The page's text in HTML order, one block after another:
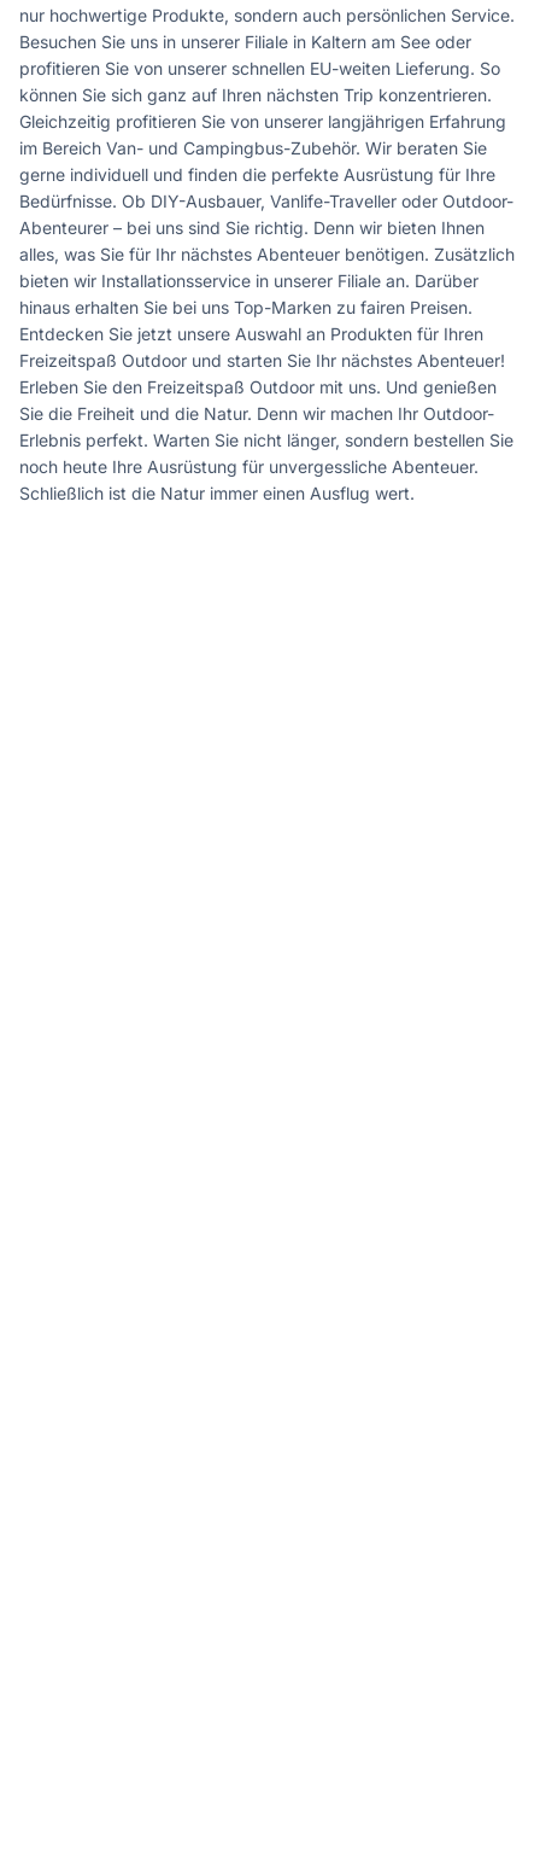
nur hochwertige Produkte, sondern auch persönlichen Service.
Besuchen Sie uns in unserer Filiale in Kaltern am See oder
profitieren Sie von unserer schnellen EU-weiten Lieferung. So
können Sie sich ganz auf Ihren nächsten Trip konzentrieren.
Gleichzeitig profitieren Sie von unserer langjährigen Erfahrung
im Bereich Van- und Campingbus-Zubehör. Wir beraten Sie
gerne individuell und finden die perfekte Ausrüstung für Ihre
Bedürfnisse. Ob DIY-Ausbauer, Vanlife-Traveller oder Outdoor-
Abenteurer – bei uns sind Sie richtig. Denn wir bieten Ihnen
alles, was Sie für Ihr nächstes Abenteuer benötigen. Zusätzlich
bieten wir Installationsservice in unserer Filiale an. Darüber
hinaus erhalten Sie bei uns Top-Marken zu fairen Preisen.
Entdecken Sie jetzt unsere Auswahl an Produkten für Ihren
Freizeitspaß Outdoor und starten Sie Ihr nächstes Abenteuer!
Erleben Sie den Freizeitspaß Outdoor mit uns. Und genießen
Sie die Freiheit und die Natur. Denn wir machen Ihr Outdoor-
Erlebnis perfekt. Warten Sie nicht länger, sondern bestellen Sie
noch heute Ihre Ausrüstung für unvergessliche Abenteuer.
Schließlich ist die Natur immer einen Ausflug wert.